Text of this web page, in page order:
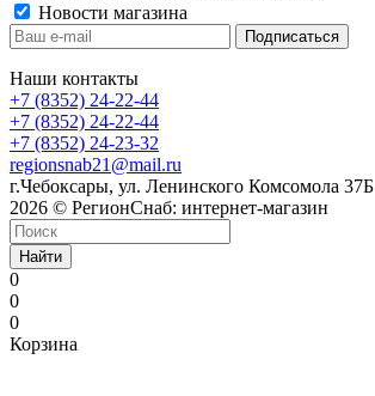
Новости магазина
Наши контакты
+7 (8352) 24-22-44
+7 (8352) 24-22-44
+7 (8352) 24-23-32
regionsnab21@mail.ru
г.Чебоксары, ул. Ленинского Комсомола 37Б
2026 © РегионСнаб: интернет-магазин
Найти
0
0
0
Корзина